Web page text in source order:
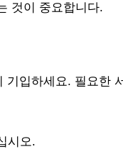
것이 중요합니다.
입하세요. 필요한
시오.